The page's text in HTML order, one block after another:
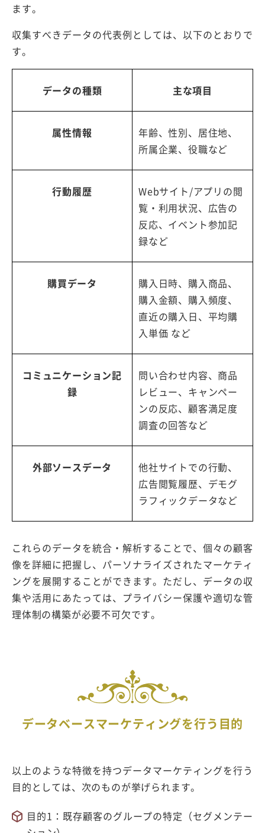
ます。
収集すべきデータの代表例としては、以下のとおりで
す。
データの種類 主な項目
属性情報
年齢、性別、居住地、
所属企業、役職など
行動履歴
Webサイト/アプリの閲
覧・利用状況、広告の
反応、イベント参加記
録など
購買データ
購入日時、購入商品、
購入金額、購入頻度、
直近の購入日、平均購
入単価 など
コミュニケーション記
録
問い合わせ内容、商品
レビュー、キャンペー
ンの反応、顧客満足度
調査の回答など
外部ソースデータ
他社サイトでの行動、
広告閲覧履歴、デモグ
ラフィックデータなど
これらのデータを統合・解析することで、個々の顧客
像を詳細に把握し、パーソナライズされたマーケティ
ングを展開することができます。ただし、データの収
集や活用にあたっては、プライバシー保護や適切な管
理体制の構築が必要不可欠です。
データベースマーケティングを行う目的
以上のような特徴を持つデータマーケティングを行う
目的としては、次のものが挙げられます。
目的1：既存顧客のグループの特定（セグメンテー